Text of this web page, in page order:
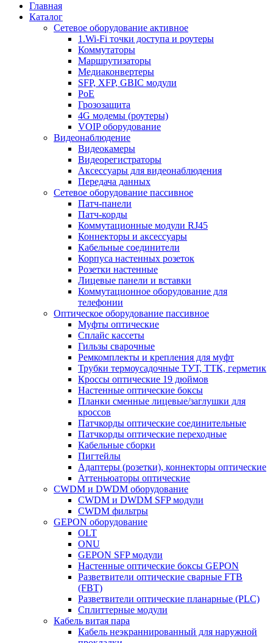
Главная
Каталог
Сетевое оборудование активное
1.Wi-Fi точки доступа и роутеры
Коммутаторы
Маршрутизаторы
Медиаконвертеры
SFP, XFP, GBIC модули
PoE
Грозозащита
4G модемы (роутеры)
VOIP оборудование
Видеонаблюдение
Видеокамеры
Видеорегистраторы
Аксессуары для видеонаблюдения
Передача данных
Сетевое оборудование пассивное
Патч-панели
Патч-корды
Коммутационные модули RJ45
Коннекторы и аксессуары
Кабельные соединители
Корпуса настенных розеток
Розетки настенные
Лицевые панели и вставки
Коммутационное оборудование для
телефонии
Оптическое оборудование пассивное
Муфты оптические
Сплайс кассеты
Гильзы сварочные
Ремкомплекты и крепления для муфт
Трубки термоусадочные ТУТ, ТТК, герметик
Кроссы оптические 19 дюймов
Настенные оптические боксы
Планки сменные лицевые/заглушки для
кроссов
Патчкорды оптические соединительные
Патчкорды оптические переходные
Кабельные сборки
Пигтейлы
Адаптеры (розетки), коннекторы оптические
Аттеньюаторы оптические
CWDM и DWDM оборудование
CWDM и DWDM SFP модули
CWDM фильтры
GEPON оборудование
OLT
ONU
GEPON SFP модули
Настенные оптические боксы GEPON
Разветвители оптические сварные FTB
(FBT)
Разветвители оптические планарные (PLC)
Сплиттерные модули
Кабель витая пара
Кабель неэкраннированный для наружной